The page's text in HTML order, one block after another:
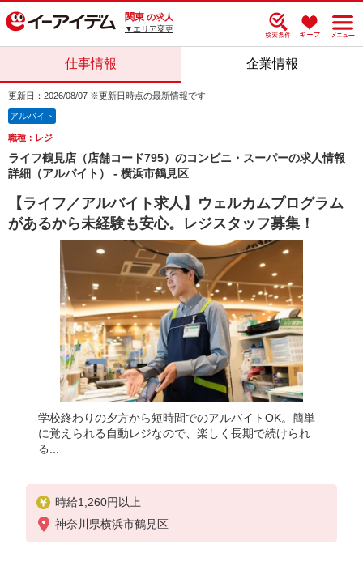
関東 の求人
▼エリア変更
仕事情報 企業情報
更新日：2026/08/07 ※更新日時点の最新情報です
アルバイト
職種：レジ
ライフ鶴見店（店舗コード795）のコンビニ・スーパーの求人情報
詳細（アルバイト） - 横浜市鶴見区
【ライフ／アルバイト求人】ウェルカムプログラム
があるから未経験も安心。レジスタッフ募集！
学校終わりの夕方から短時間でのアルバイトOK。簡単
に覚えられる自動レジなので、楽しく長期で続けられ
る...
時給1,260円以上
神奈川県横浜市鶴見区